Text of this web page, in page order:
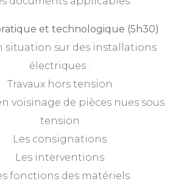
et technologique (5h30)
situation sur des installations
électriques :
Travaux hors tension
voisinage de pièces nues sous
tension
Les consignations
Les interventions
fonctions des matériels